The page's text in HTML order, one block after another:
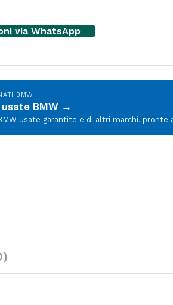
via WhatsApp
BMW
BMW →
usate garantite e di altri marchi, pronte